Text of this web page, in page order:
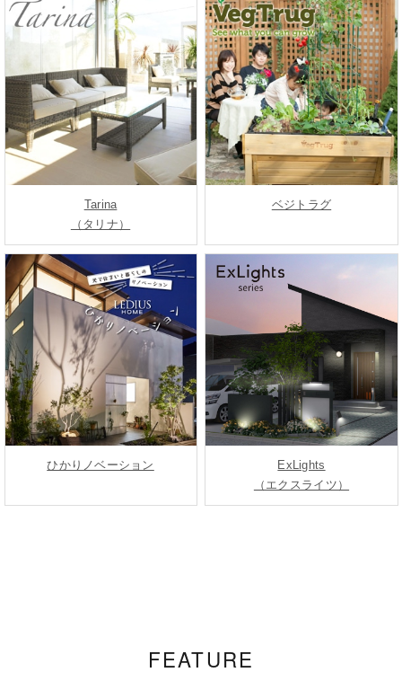
Tarina
（タリナ）
ベジトラグ
ひかりノベーション
ExLights
（エクスライツ）
FEATURE